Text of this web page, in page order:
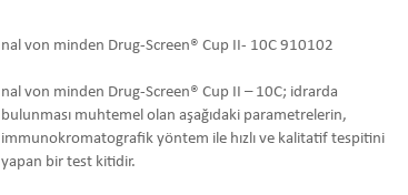
nal von minden Drug-Screen® Cup II- 10C 910102
nal von minden Drug-Screen® Cup II – 10C; idrarda
bulunması muhtemel olan aşağıdaki parametrelerin,
immunokromatografik yöntem ile hızlı ve kalitatif tespitini
yapan bir test kitidir.